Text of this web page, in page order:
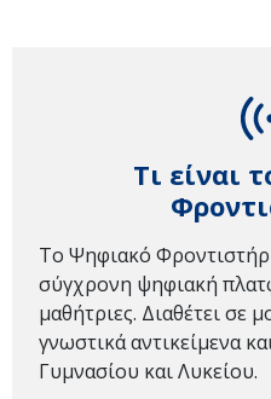
Τι είναι
Το Ψηφιακό
σύγχρονη ψηφιακή
μαθήτριες. Διαθέτει σε
γνωστικά αντικείμενα
Γυμνασίου και Λυκείου.